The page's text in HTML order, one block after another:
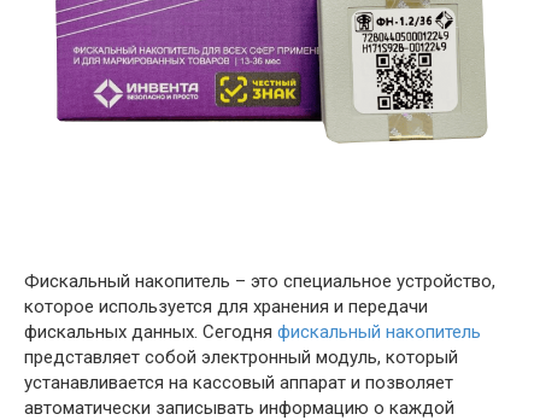
Фискальный накопитель – это специальное устройство,
которое используется для хранения и передачи
фискальных данных. Сегодня фискальный накопитель
представляет собой электронный модуль, который
устанавливается на кассовый аппарат и позволяет
автоматически записывать информацию о каждой